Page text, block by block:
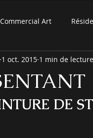
Commercial Art
1 oct. 2015 1 min de lecture
DE